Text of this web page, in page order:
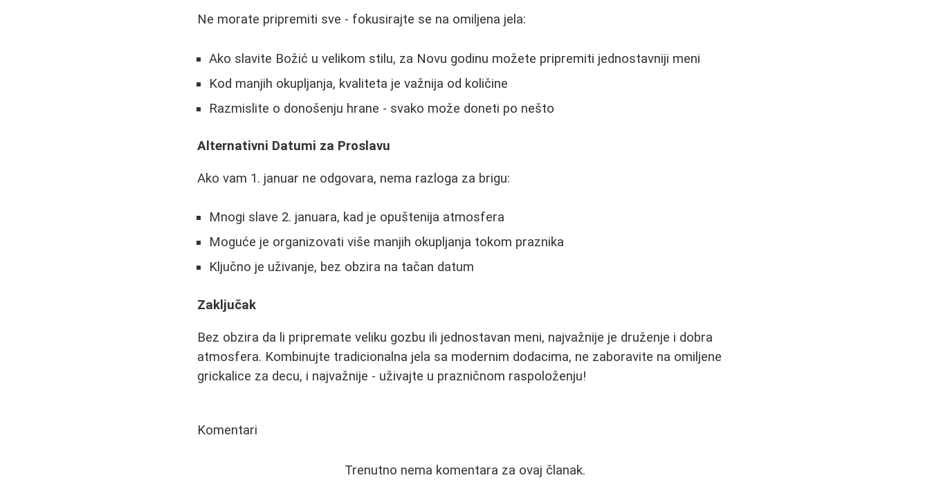
Ne morate pripremiti sve - fokusirajte se na omiljena jela:
Ako slavite Božić u velikom stilu, za Novu godinu možete pripremiti jednostavniji meni
Kod manjih okupljanja, kvaliteta je važnija od količine
Razmislite o donošenju hrane - svako može doneti po nešto
Alternativni Datumi za Proslavu
Ako vam 1. januar ne odgovara, nema razloga za brigu:
Mnogi slave 2. januara, kad je opuštenija atmosfera
Moguće je organizovati više manjih okupljanja tokom praznika
Ključno je uživanje, bez obzira na tačan datum
Zaključak
Bez obzira da li pripremate veliku gozbu ili jednostavan meni, najvažnije je druženje i dobra
atmosfera. Kombinujte tradicionalna jela sa modernim dodacima, ne zaboravite na omiljene
grickalice za decu, i najvažnije - uživajte u prazničnom raspoloženju!
Komentari
Trenutno nema komentara za ovaj članak.